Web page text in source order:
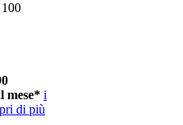
mese* i
di più